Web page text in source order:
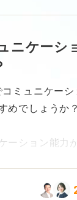
ニケーシ
ミュニケー
めでしょうか？
ーション能力
は変わらない